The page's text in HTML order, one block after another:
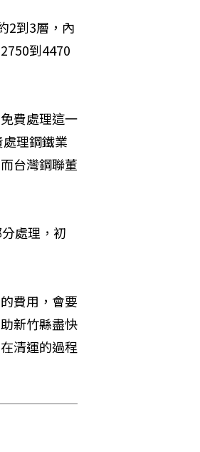
2到3層，內
到4470
費處理這一
理鋼鐵業
台灣鋼聯董
處理，初
費用，會要
新竹縣盡快
清運的過程